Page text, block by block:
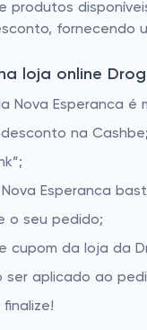
fornecendo
loja online
Nova Esperanca
na
Esperanca
o seu pedido;
da loja da
ser aplicado ao